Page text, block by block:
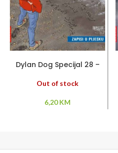
Dylan Dog Specijal 28 –
Out of stock
6,20KM